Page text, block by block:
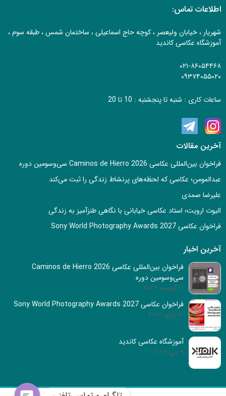
اطلاعات تماس:
شهریار ، خیابان ولیعصر ، کوچه حاج اسماعیلی ، ساختمان شمس ، طبقه سوم ،
آموزشگاه عکاسی کاندید
۰۲۱-۸۶۰۵۴۴۶۸
۰۹۳۷۴۰۵۵۰۲۰
ساعات کاری : شنبه تا پنجشنبه : 10 تا 20
آخرین مقالات
فراخوان بین‌المللی عکاسی Caminos de Hierro 2026 سی‌وسومین دوره
عبدالمومن؛ عکاسی که لحظه‌های پرنشاط زندگی را ثبت می‌کند
علیرضا صمدی
الیوت ارویت؛ استاد عکاسی خیابانی با نگاهی طنزآمیز به زندگی
فراخوان عکاسی Sony World Photography Awards 2027
آخرین اخبار
فراخوان بین‌المللی عکاسی Caminos de Hierro 2026
سی‌وسومین دوره
1 آگوست 2026
فراخوان عکاسی Sony World Photography Awards 2027
10 ژوئن 2026
آموزشگاه عکاسی کاندید
9 می 2026